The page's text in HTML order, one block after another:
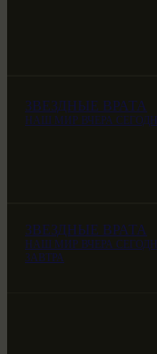
ЗВЕЗДНЫЕ ВРАТА
НАШ МИР ВЧЕРА
ЗВЕЗДНЫЕ ВРАТА
НАШ МИР ВЧЕРА
ЗАВТРА